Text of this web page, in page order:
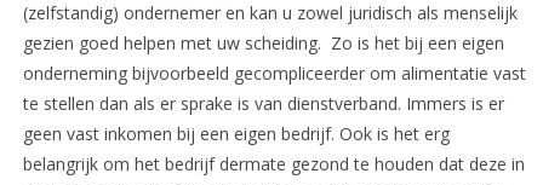
(zelfstandig) ondernemer en kan u zowel juridisch als menselijk
gezien goed helpen met uw scheiding. Zo is het bij een eigen
onderneming bijvoorbeeld gecompliceerder om alimentatie vast
te stellen dan als er sprake is van dienstverband. Immers is er
geen vast inkomen bij een eigen bedrijf. Ook is het erg
belangrijk om het bedrijf dermate gezond te houden dat deze in